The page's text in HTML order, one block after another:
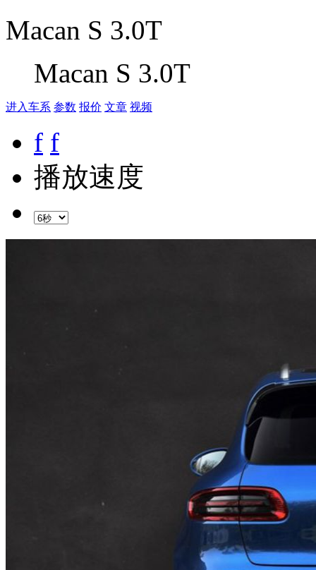
Macan S 3.0T
Macan S 3.0T
进入车系 参数 报价 文章 视频
f f
播放速度